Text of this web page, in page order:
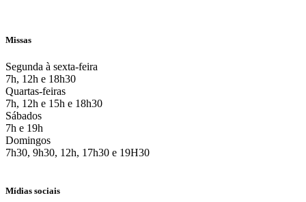
Missas
Segunda à sexta-feira
7h, 12h e 18h30
Quartas-feiras
7h, 12h e 15h e 18h30
Sábados
7h e 19h
Domingos
7h30, 9h30, 12h, 17h30 e 19H30
Mídias sociais